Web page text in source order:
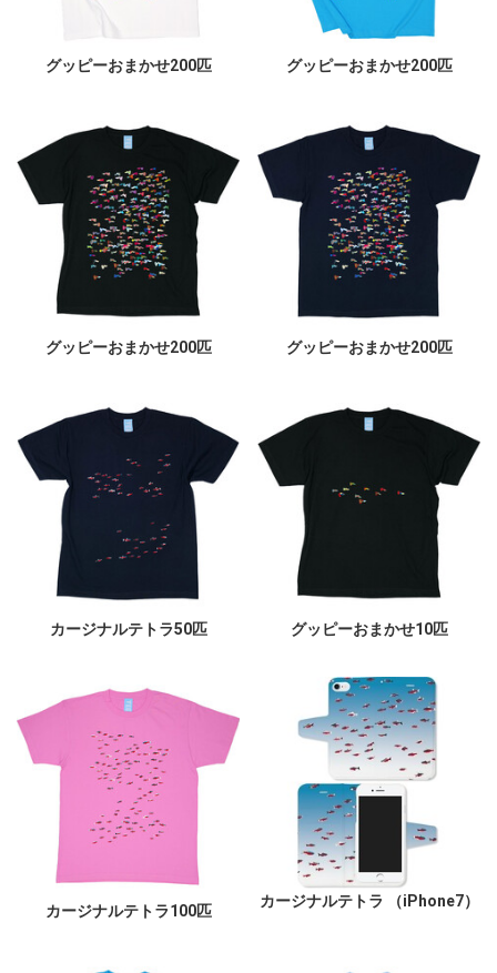
グッピーおまかせ200匹 グッピーおまかせ200匹
グッピーおまかせ200匹 グッピーおまかせ200匹
カージナルテトラ50匹 グッピーおまかせ10匹
カージナルテトラ100匹
カージナルテトラ （iPhone7）